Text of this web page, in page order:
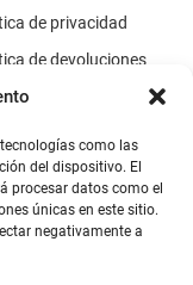
como las
del dispositivo. El
procesar datos como el
únicas en este sitio.
negativamente a
de privacidad
de devoluciones
de cookies
seguridad para el